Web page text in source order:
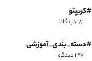
#کریپتو
۱۸۱ دیدگاه
#دسته_بندی_آموزشی
۱۳۷ دیدگاه